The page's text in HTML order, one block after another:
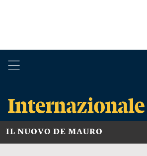
IL NUOVO DE MAURO